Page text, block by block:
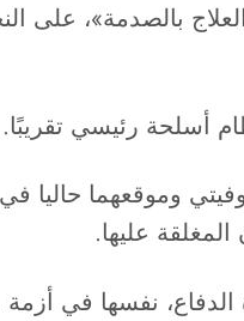
بالصدمة»، على
وموقعهما حاليا
عليها.
نفسها في أزمة